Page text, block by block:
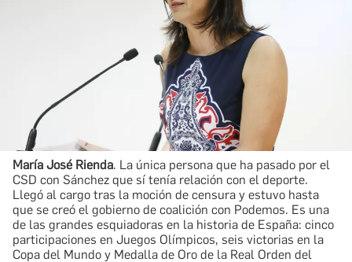
María José Rienda. La única persona que ha pasado por el
CSD con Sánchez que sí tenía relación con el deporte.
Llegó al cargo tras la moción de censura y estuvo hasta
que se creó el gobierno de coalición con Podemos. Es una
de las grandes esquiadoras en la historia de España: cinco
participaciones en Juegos Olímpicos, seis victorias en la
Copa del Mundo y Medalla de Oro de la Real Orden del